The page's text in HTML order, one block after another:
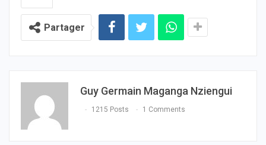
Partager
Guy Germain Maganga Nziengui
1215 Posts 1 Comments